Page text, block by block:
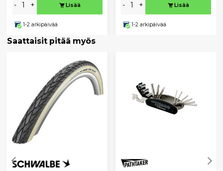
- + Lisää
1-2 arkipäivää
- + Lisää
1-2 arkipäivää
Saattaisit pitää myös